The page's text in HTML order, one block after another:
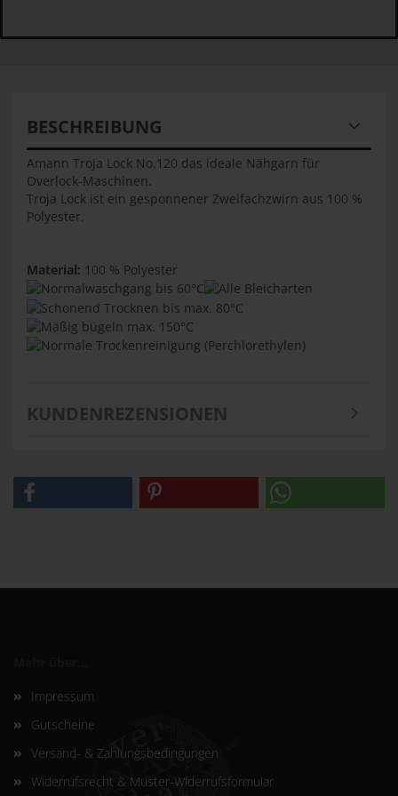
BESCHREIBUNG
Amann Troja Lock No.120 das ideale Nähgarn für
Overlock-Maschinen.
Troja Lock ist ein gesponnener Zweifachzwirn aus 100 %
Polyester.
Material: 100 % Polyester
KUNDENREZENSIONEN
Impressum
Gutscheine
Versand- & Zahlungsbedingungen
Widerrufsrecht & Muster-Widerrufsformular